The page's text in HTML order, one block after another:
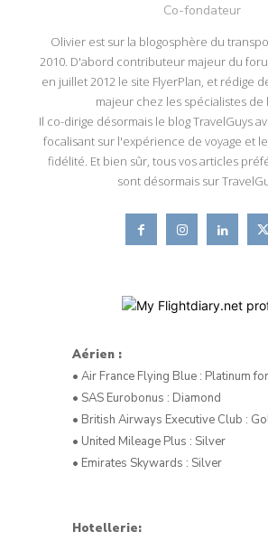
Co-fondateur
Olivier est sur la blogosphère du
2010. D'abord contributeur majeur du
en juillet 2012 le site FlyerPlan, et rédige
majeur chez les spécialistes de
Il co-dirige désormais le blog TravelGuys
focalisant sur l'expérience de voyage et
fidélité. Et bien sûr, tous vos articles
sont désormais sur
Aérien :
• Air France Flying Blue : Platinum
• SAS Eurobonus : Diamond
• British Airways Executive Club :
• United Mileage Plus : Silver
• Emirates Skywards : Silver
Hotellerie: